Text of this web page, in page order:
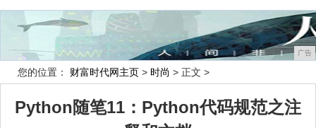
广告
您的位置： 财富时代网主页 > 时尚 > 正文 >
Python随笔11：Python代码规范之注